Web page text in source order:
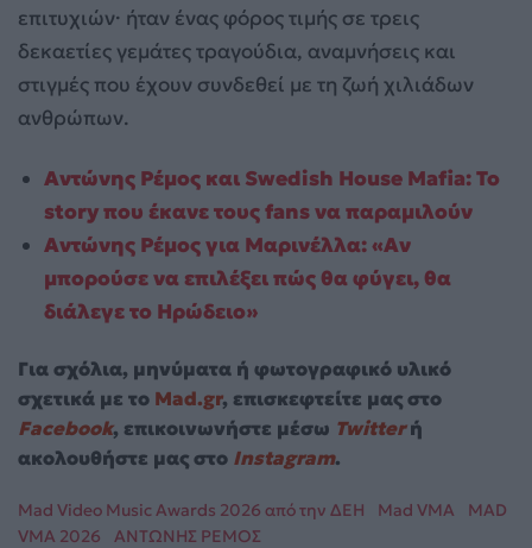
επιτυχιών· ήταν ένας φόρος τιμής σε τρεις
δεκαετίες γεμάτες τραγούδια, αναμνήσεις και
στιγμές που έχουν συνδεθεί με τη ζωή χιλιάδων
ανθρώπων.
Αντώνης Ρέμος και Swedish House Mafia: Το
story που έκανε τους fans να παραμιλούν
Αντώνης Ρέμος για Μαρινέλλα: «Αν
μπορούσε να επιλέξει πώς θα φύγει, θα
διάλεγε το Ηρώδειο»
Για σχόλια, μηνύματα ή φωτογραφικό υλικό
σχετικά με το Mad.gr, επισκεφτείτε μας στο
Facebook, επικοινωνήστε μέσω Twitterή
ακολουθήστε μας στο Instagram.
Mad Video Music Awards 2026 από την ΔΕΗ Mad VMA
MAD
VMA 2026
ΑΝΤΩΝΗΣ ΡΕΜΟΣ